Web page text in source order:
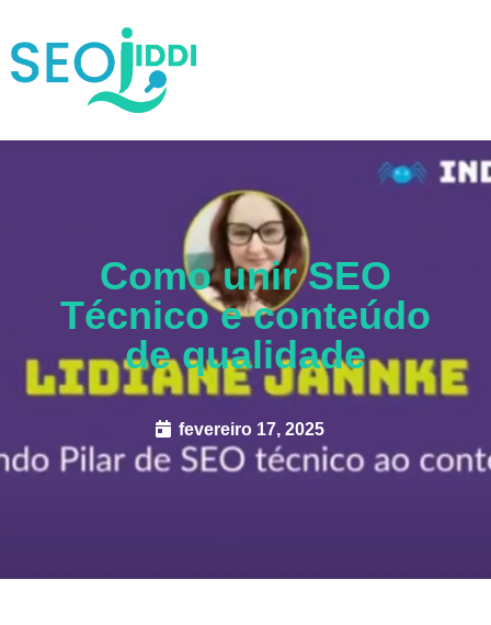
Como unir SEO
Técnico e conteúdo
de qualidade
fevereiro 17, 2025